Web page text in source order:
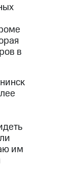
в
им